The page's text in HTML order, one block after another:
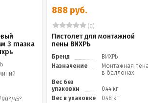
3 глазка
90°/45°
888 руб.
(0)
Пистолет для монтажной
пены ВИХРЬ
Бренд
ВИХРЬ
Назначение
Монтажная
в баллонах
Вес без
упаковки
0.44 кг
Вес в упаковке
0.48 кг